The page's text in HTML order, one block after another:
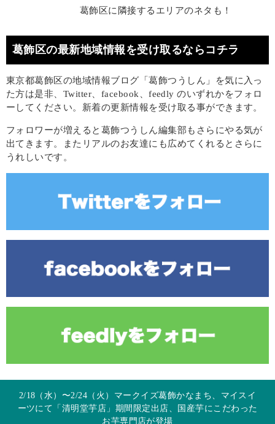
葛飾区に隣接するエリアのネタも！
葛飾区の最新地域情報を受け取るならコチラ
東京都葛飾区の地域情報ブログ「葛飾つうしん」を気に入っ
た方は是非、Twitter、facebook、feedly のいずれかをフォロ
ーしてください。新着の更新情報を受け取る事ができます。
フォロワーが増えると葛飾つうしん編集部もさらにやる気が
出てきます。またリアルのお友達にも広めてくれるとさらに
うれしいです。
2/18（水）〜2/24（火）マークイズ葛飾かなまち、マイスイ
ーツにて「清明堂芋店」期間限定出店、国産芋にこだわった
お芋専門店が登場